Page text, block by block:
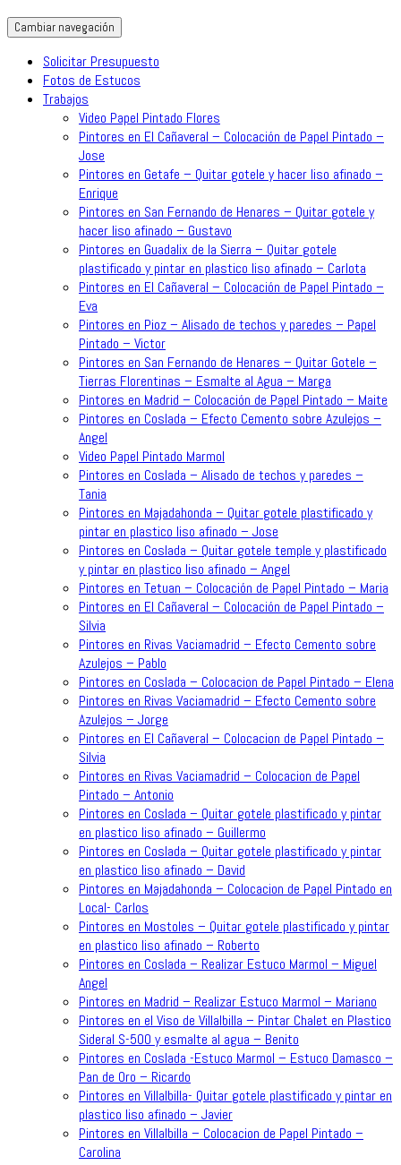
Cambiar navegación
Solicitar Presupuesto
Fotos de Estucos
Trabajos
Video Papel Pintado Flores
Pintores en El Cañaveral – Colocación de Papel Pintado –
Jose
Pintores en Getafe – Quitar gotele y hacer liso afinado –
Enrique
Pintores en San Fernando de Henares – Quitar gotele y
hacer liso afinado – Gustavo
Pintores en Guadalix de la Sierra – Quitar gotele
plastificado y pintar en plastico liso afinado – Carlota
Pintores en El Cañaveral – Colocación de Papel Pintado –
Eva
Pintores en Pioz – Alisado de techos y paredes – Papel
Pintado – Victor
Pintores en San Fernando de Henares – Quitar Gotele –
Tierras Florentinas – Esmalte al Agua – Marga
Pintores en Madrid – Colocación de Papel Pintado – Maite
Pintores en Coslada – Efecto Cemento sobre Azulejos –
Angel
Video Papel Pintado Marmol
Pintores en Coslada – Alisado de techos y paredes –
Tania
Pintores en Majadahonda – Quitar gotele plastificado y
pintar en plastico liso afinado – Jose
Pintores en Coslada – Quitar gotele temple y plastificado
y pintar en plastico liso afinado – Angel
Pintores en Tetuan – Colocación de Papel Pintado – Maria
Pintores en El Cañaveral – Colocación de Papel Pintado –
Silvia
Pintores en Rivas Vaciamadrid – Efecto Cemento sobre
Azulejos – Pablo
Pintores en Coslada – Colocacion de Papel Pintado – Elena
Pintores en Rivas Vaciamadrid – Efecto Cemento sobre
Azulejos – Jorge
Pintores en El Cañaveral – Colocacion de Papel Pintado –
Silvia
Pintores en Rivas Vaciamadrid – Colocacion de Papel
Pintado – Antonio
Pintores en Coslada – Quitar gotele plastificado y pintar
en plastico liso afinado – Guillermo
Pintores en Coslada – Quitar gotele plastificado y pintar
en plastico liso afinado – David
Pintores en Majadahonda – Colocacion de Papel Pintado en
Local- Carlos
Pintores en Mostoles – Quitar gotele plastificado y pintar
en plastico liso afinado – Roberto
Pintores en Coslada – Realizar Estuco Marmol – Miguel
Angel
Pintores en Madrid – Realizar Estuco Marmol – Mariano
Pintores en el Viso de Villalbilla – Pintar Chalet en Plastico
Sideral S-500 y esmalte al agua – Benito
Pintores en Coslada -Estuco Marmol – Estuco Damasco –
Pan de Oro – Ricardo
Pintores en Villalbilla- Quitar gotele plastificado y pintar en
plastico liso afinado – Javier
Pintores en Villalbilla – Colocacion de Papel Pintado –
Carolina